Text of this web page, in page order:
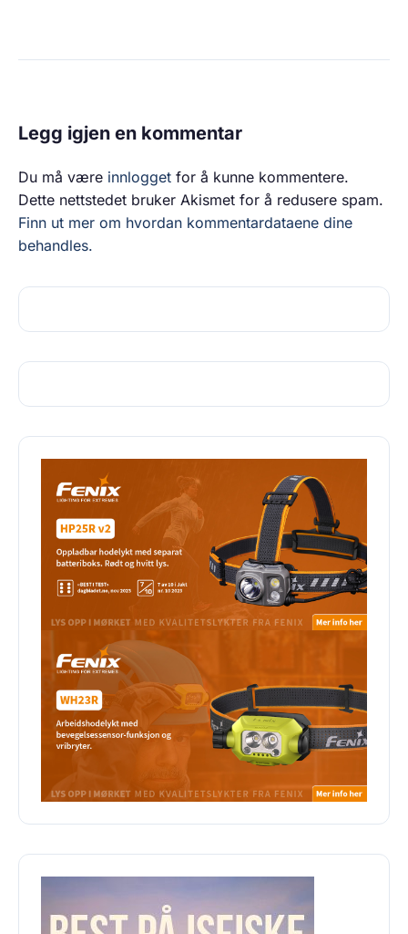
Legg igjen en kommentar
Du må være innlogget for å kunne kommentere.
Dette nettstedet bruker Akismet for å redusere spam.
Finn ut mer om hvordan kommentardataene dine
behandles.